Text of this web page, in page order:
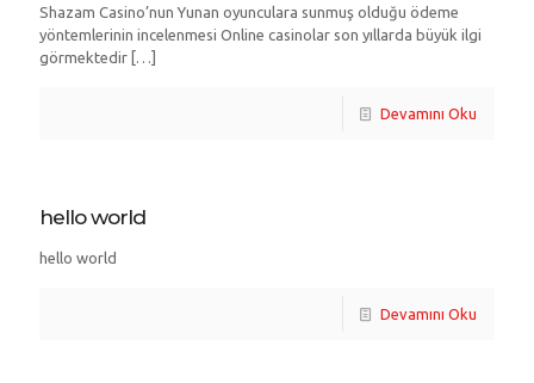
Shazam Casino’nun Yunan oyunculara sunmuş olduğu ödeme
yöntemlerinin incelenmesi Online casinolar son yıllarda büyük ilgi
görmektedir […]
Devamını Oku
hello world
hello world
Devamını Oku